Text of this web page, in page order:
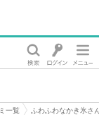
一覧
ふわふわなかき氷さ